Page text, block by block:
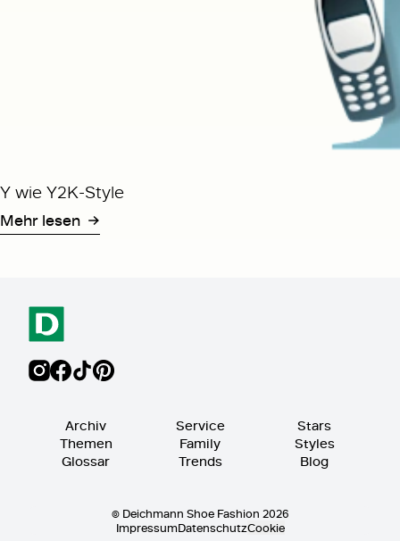
Y wie Y2K-Style
Mehr lesen
Archiv
Themen
Glossar
Service
Family
Trends
Stars
Styles
Blog
© Deichmann Shoe Fashion 2026
ImpressumDatenschutzCookie